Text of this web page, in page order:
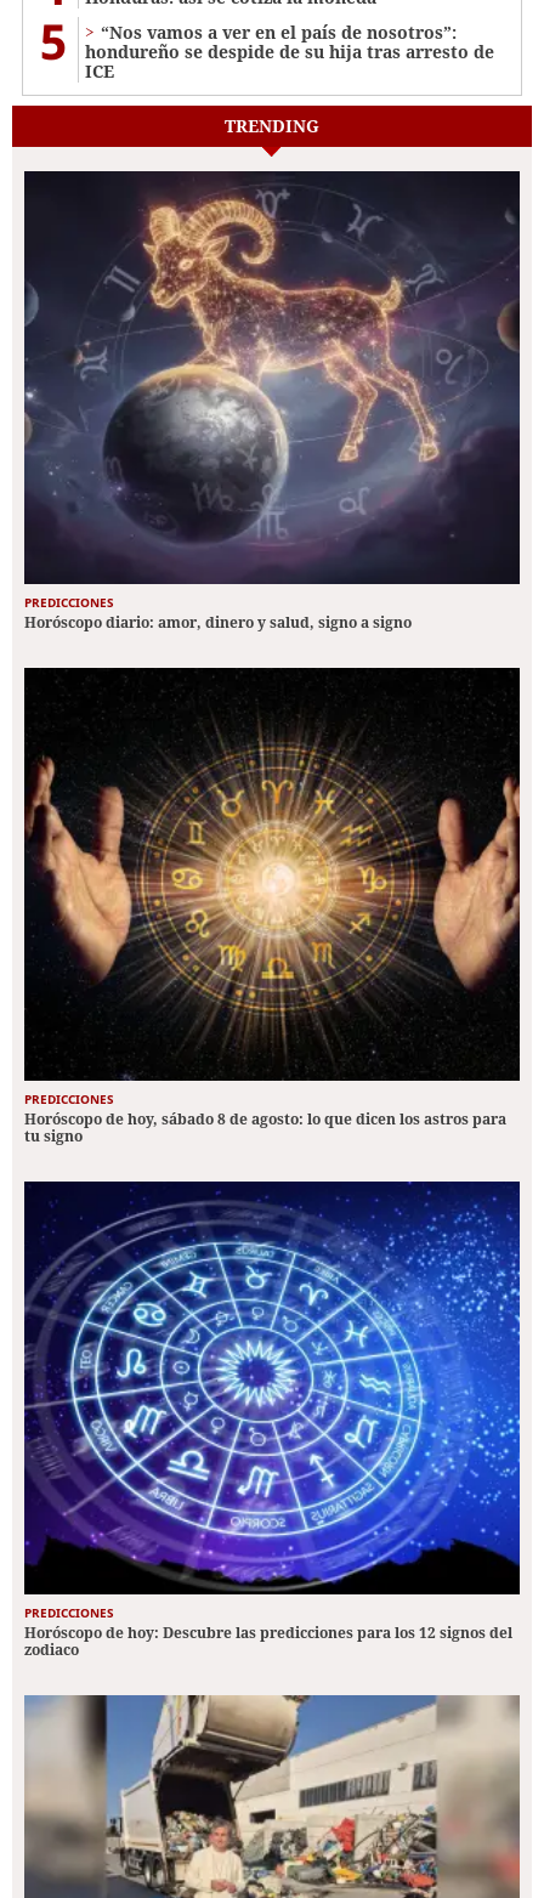
5
“Nos vamos a ver en el país de nosotros”:
hondureño se despide de su hija tras arresto de
ICE
TRENDING
PREDICCIONES
Horóscopo diario: amor, dinero y salud, signo a signo
PREDICCIONES
Horóscopo de hoy, sábado 8 de agosto: lo que dicen los astros para
tu signo
PREDICCIONES
Horóscopo de hoy: Descubre las predicciones para los 12 signos del
zodiaco